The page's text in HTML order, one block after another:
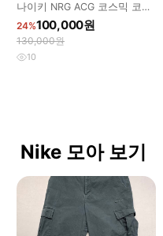
나이키 NRG ACG 코스믹 코코
아 롱슬리브 화이트
24%100,000원
130,000원
10
Nike 모아 보기